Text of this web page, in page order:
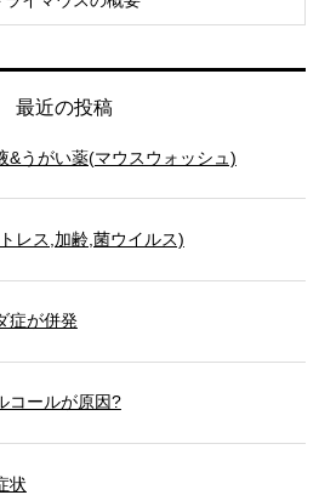
最近の投稿
&うがい薬(マウスウォッシュ)
レス,加齢,菌ウイルス)
症が併発
コールが原因?
状